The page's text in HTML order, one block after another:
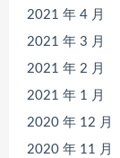
2021 年 4 月
2021 年 3 月
2021 年 2 月
2021 年 1 月
2020 年 12 月
2020 年 11 月